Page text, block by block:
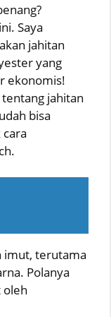
Saya
jahitan
yang
ekonomis!
jahitan
bisa
imut, terutama
Polanya
oleh